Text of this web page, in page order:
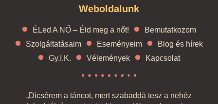
Weboldalunk
ÉLed A NŐ – Éld meg a nőt!
Bemutatkozom
Szolgáltatásaim
Eseményeim
Blog és hírek
Gy.I.K.
Vélemények Kapcsolat
„Dicsérem a táncot, mert szabaddá tesz a nehéz